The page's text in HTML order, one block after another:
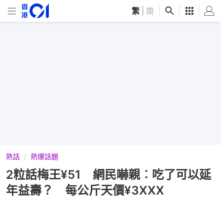
繁 简
熱話 熱爆話題
2粒話梅王¥51 網民嚇親︰吃了可以延
年益壽？ 每公斤天價¥3XXX